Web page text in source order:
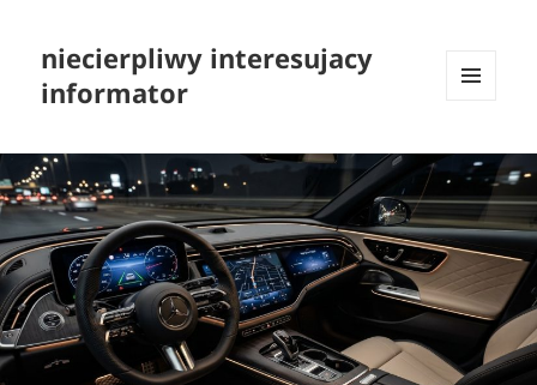
niecierpliwy interesujacy
informator
WIDGETY